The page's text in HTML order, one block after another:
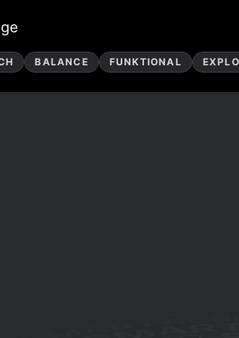
BALANCE FUNKTIONAL